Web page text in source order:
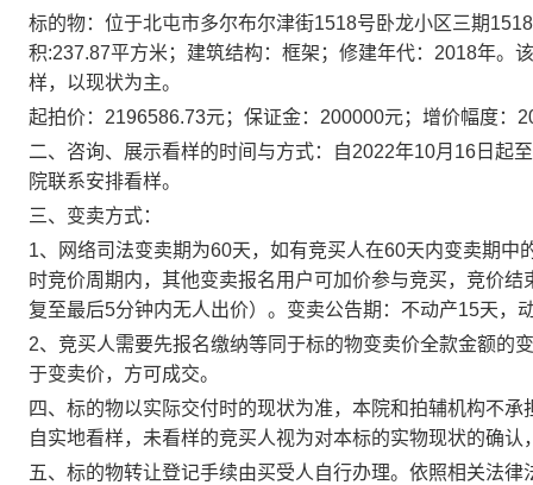
标的物：位于北屯市多尔布尔津街1518号卧龙小区三期
积:237.87平方米；建筑结构：框架；修建年代：2018年。
样，以现状为主。
起拍价：2196586.73元；保证金：200000元；增价幅度：
二、咨询、展示看样的时间与方式：自2022年10月16日起
院联系安排看样。
三、变卖方式：
1、网络司法变卖期为60天，如有竞买人在60天内变卖期
时竞价周期内，其他变卖报名用户可加价参与竞买，竞价
复至最后5分钟内无人出价）。变卖公告期：不动产15天，
2、竞买人需要先报名缴纳等同于标的物变卖价全款金额的
于变卖价，方可成交。
四、标的物以实际交付时的现状为准，本院和拍辅机构不
自实地看样，未看样的竞买人视为对本标的实物现状的确认
五、标的物转让登记手续由买受人自行办理。依照相关法